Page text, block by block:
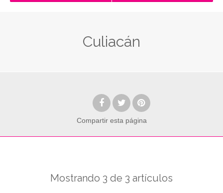
Culiacán
Compartir esta página
Mostrando 3 de 3 artículos